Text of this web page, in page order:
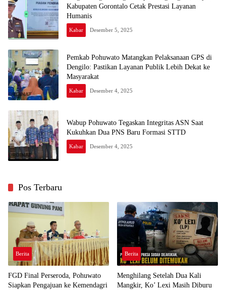
Kabupaten Gorontalo Cetak Prestasi Layanan
Humanis
Kabar Desember 5, 2025
Pemkab Pohuwato Matangkan Pelaksanaan GPS di
Dengilo: Pastikan Layanan Publik Lebih Dekat ke
Masyarakat
Kabar Desember 4, 2025
Wabup Pohuwato Tegaskan Integritas ASN Saat
Kukuhkan Dua PNS Baru Formasi STTD
Kabar Desember 4, 2025
Pos Terbaru
Berita
FGD Final Perseroda, Pohuwato
Siapkan Pengajuan ke Kemendagri
Berita
Menghilang Setelah Dua Kali
Mangkir, Ko’ Lexi Masih Diburu